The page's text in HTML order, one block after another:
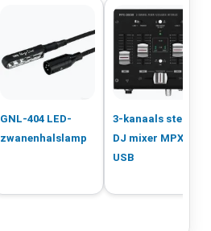
GNL-404 LED-
zwanenhalslamp
3-kanaals stereo
DJ mixer MPX-20-
USB